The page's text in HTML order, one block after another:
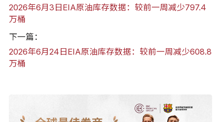
2026年6月3日EIA原油库存数据：较前一周减少797.4
万桶
下一篇：
2026年6月24日EIA原油库存数据：较前一周减少608.8
万桶